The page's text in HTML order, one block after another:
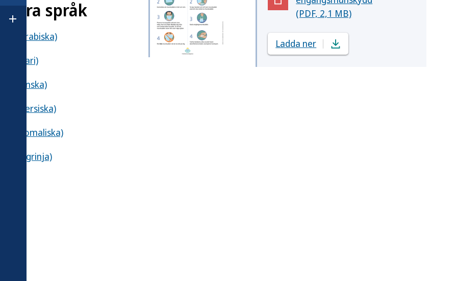
Öppna undermeny för Om Folkhälsomyndigheten
språk
(arabiska)
(dari)
(finska)
(persiska)
(somaliska)
(tigrinja)
(PDF, 2,1 MB)
(Öppnas i nytt fönster)
Ladda ner